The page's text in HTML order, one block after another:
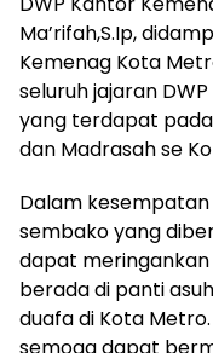
Ma’rifah,S.Ip,
Kemenag Kota
seluruh jajaran
yang terdapat
dan Madrasah se
Dalam
sembako yang
dapat meringankan
berada di panti
duafa di Kota